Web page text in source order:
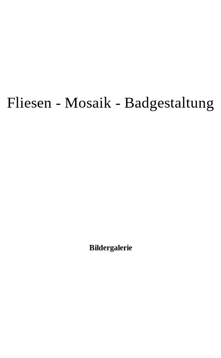
Fliesen - Mosaik - Badgestaltung
Bildergalerie